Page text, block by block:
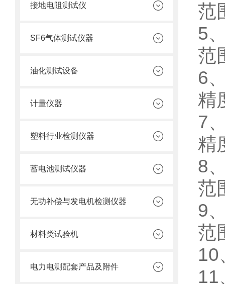
接地电阻测试仪
SF6气体测试仪器
油化测试设备
计量仪器
塑料行业检测仪器
蓄电池测试仪器
无功补偿与发电机检测仪器
材料类试验机
电力电测配套产品及附件
范
5
范
6
精
7
精
8
范
9
范
11